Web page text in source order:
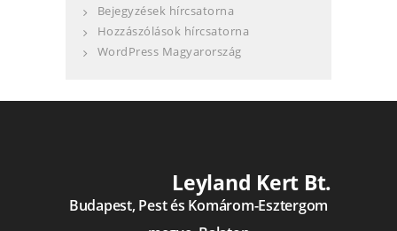
Bejegyzések hírcsatorna
Hozzászólások hírcsatorna
WordPress Magyarország
Leyland Kert Bt.
Budapest, Pest és Komárom-Esztergom